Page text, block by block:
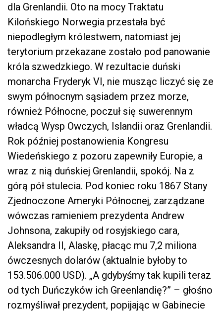
dla Grenlandii. Oto na mocy Traktatu
Kilońskiego Norwegia przestała być
niepodległym królestwem, natomiast jej
terytorium przekazane zostało pod panowanie
króla szwedzkiego. W rezultacie duński
monarcha Fryderyk VI, nie musząc liczyć się ze
swym północnym sąsiadem przez morze,
również Północne, poczuł się suwerennym
władcą Wysp Owczych, Islandii oraz Grenlandii.
Rok później postanowienia Kongresu
Wiedeńskiego z pozoru zapewniły Europie, a
wraz z nią duńskiej Grenlandii, spokój. Na z
górą pół stulecia. Pod koniec roku 1867 Stany
Zjednoczone Ameryki Północnej, zarządzane
wówczas ramieniem prezydenta Andrew
Johnsona, zakupiły od rosyjskiego cara,
Aleksandra II, Alaskę, płacąc mu 7,2 miliona
ówczesnych dolarów (aktualnie byłoby to
153.506.000 USD). „A gdybyśmy tak kupili teraz
od tych Duńczyków ich Greenlandię?” – głośno
rozmyśliwał prezydent, popijając w Gabinecie